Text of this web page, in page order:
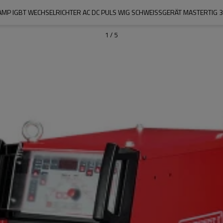
IGBT WECHSELRICHTER AC DC PULS WIG SCHWEISSGERÄT MASTERTIG
1 / 5